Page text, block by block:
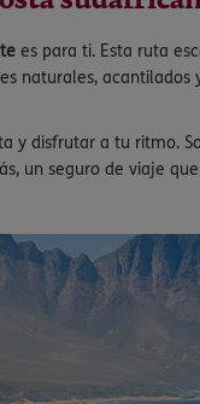
es para ti. Esta ruta
naturales,
y disfrutar a tu ritmo.
un seguro de viaje